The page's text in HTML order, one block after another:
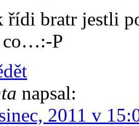
řídi bratr jestli
co…:-P
napsal:
2011 v